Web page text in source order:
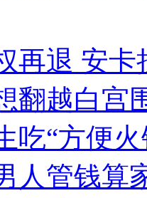
再退 安
翻越白宫
吃“方便
人管钱